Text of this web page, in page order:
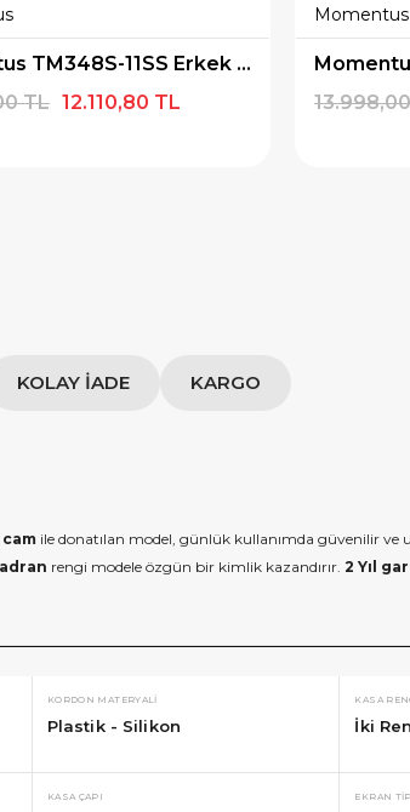
Momentus TM348S-11SS Erkek Kol Saati
12.110,80 TL
TL
Momentus
KOLAY İADE KARGO
ile donatılan model, günlük kullanımda güvenilir
rengi modele özgün bir kimlik kazandırır. 2 Yıl
KORDON MATERYALI
Plastik - Silikon
KASA
İki
KASA ÇAPI EKRAN
özel